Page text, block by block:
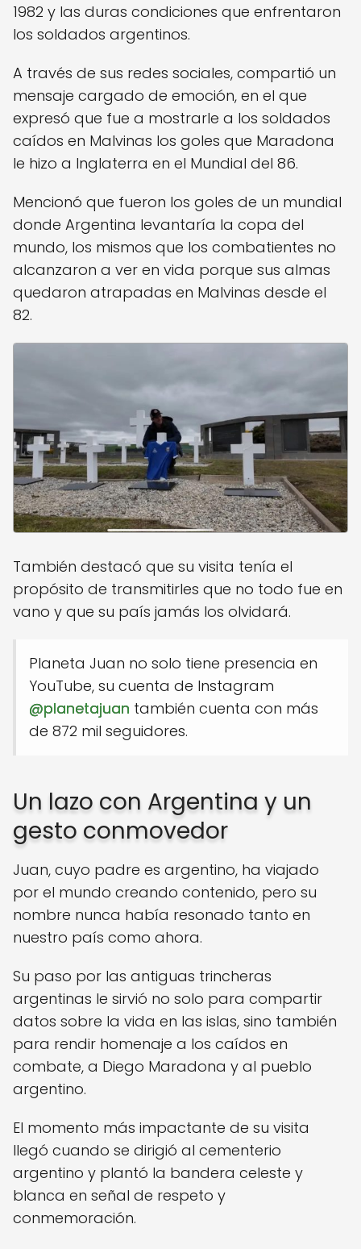
1982 y las duras condiciones que enfrentaron
los soldados argentinos.
A través de sus redes sociales, compartió un
mensaje cargado de emoción, en el que
expresó que fue a mostrarle a los soldados
caídos en Malvinas los goles que Maradona
le hizo a Inglaterra en el Mundial del 86.
Mencionó que fueron los goles de un mundial
donde Argentina levantaría la copa del
mundo, los mismos que los combatientes no
alcanzaron a ver en vida porque sus almas
quedaron atrapadas en Malvinas desde el
82.
También destacó que su visita tenía el
propósito de transmitirles que no todo fue en
vano y que su país jamás los olvidará.
Planeta Juan no solo tiene presencia en
YouTube, su cuenta de Instagram
@planetajuan también cuenta con más
de 872 mil seguidores.
Un lazo con Argentina y un
gesto conmovedor
Juan, cuyo padre es argentino, ha viajado
por el mundo creando contenido, pero su
nombre nunca había resonado tanto en
nuestro país como ahora.
Su paso por las antiguas trincheras
argentinas le sirvió no solo para compartir
datos sobre la vida en las islas, sino también
para rendir homenaje a los caídos en
combate, a Diego Maradona y al pueblo
argentino.
El momento más impactante de su visita
llegó cuando se dirigió al cementerio
argentino y plantó la bandera celeste y
blanca en señal de respeto y
conmemoración.